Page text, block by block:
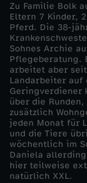
Zu Familie Bolk
Eltern 7 Kinder,
Pferd. Die 38-
Sohnes Archie
Pflegeberatung.
arbeitet aber
Landarbeiter auf
Geringverdiener
über die
zusätzlich
jeden Monat für
und die Tiere
wöchentlich im
Daniela
hier teilweise
natürlich XXL.